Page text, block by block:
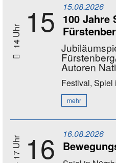
14 Uhr 15 15.08.2026
100 Jahre
Autoren
Festival, Spiel
mehr
16 16.08.2026